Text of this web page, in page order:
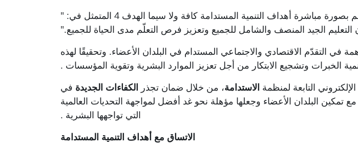
مباشرة أهداف التنمية المستدامة كافة ولا سيما الهدف 4 المتمثل في
" :
الجيد المنصف والشامل للجميع وتعزيز فرص التعلّم مدى الحياة للجميع".
في التقدّم الاقتصادي والاجتماعي المستدام في البلدان الأعضاء. وتحقيقًا لهذه
الخبرات وتشجيع الابتكار من أجل تعزيز الموارد البشرية وتقوية المؤسسات .
التابعة لمنظمة الاستدامة، من خلال ضمان تجذر الكفاءات الجديدة في
تمكين البلدان الأعضاء وجعلها مؤهلة نحو غد أفضل لمواجهة التحديات العالمية
التي تواجهها البشرية .
الاتساق مع أهداف التنمية المستدامة